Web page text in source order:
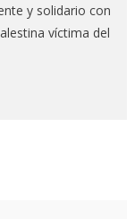
y solidario con
víctima del